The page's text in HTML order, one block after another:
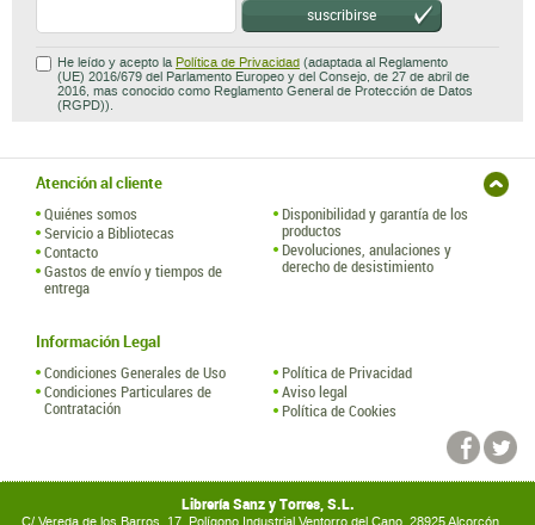
suscribirse
He leído y acepto la Política de Privacidad (adaptada al Reglamento
(UE) 2016/679 del Parlamento Europeo y del Consejo, de 27 de abril de
2016, mas conocido como Reglamento General de Protección de Datos
(RGPD)).
Atención al cliente
Quiénes somos
Servicio a Bibliotecas
Contacto
Gastos de envío y tiempos de
entrega
Disponibilidad y garantía de los
productos
Devoluciones, anulaciones y
derecho de desistimiento
Información Legal
Condiciones Generales de Uso
Condiciones Particulares de
Contratación
Política de Privacidad
Aviso legal
Política de Cookies
Librería Sanz y Torres, S.L.